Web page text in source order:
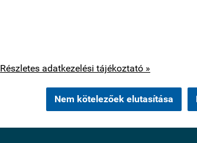
Részletes adatkezelési tájékoztató »
Nem kötelezőek elutasítása